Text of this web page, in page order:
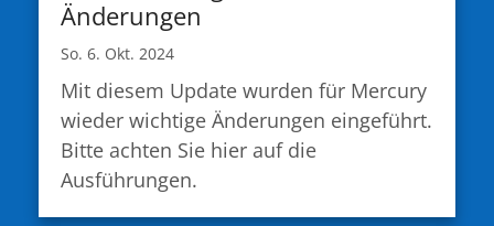
Änderungen
So. 6. Okt. 2024
Mit diesem Update wurden für Mercury
wieder wichtige Änderungen eingeführt.
Bitte achten Sie hier auf die
Ausführungen.